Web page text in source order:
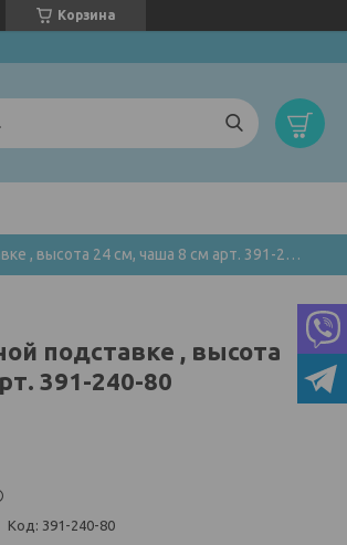
Корзина
Кубок на мраморной подставке , высота 24 см, чаша 8 см арт. 391-240-80
подставке , высота
391-240-80
Код: 391-240-80